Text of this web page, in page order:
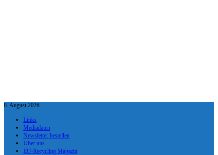
8. August 2026
Links
Mediadaten
Newsletter bestellen
Über uns
EU-Recycling Magazin